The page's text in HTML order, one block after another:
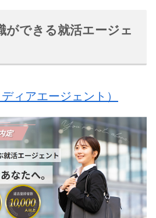
ができる就活エージェ
ィアエージェント）